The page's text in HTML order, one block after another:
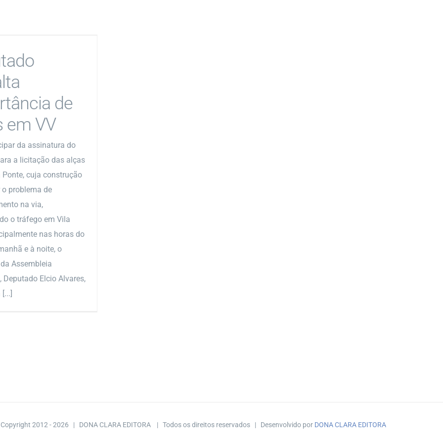
de
em VV
da assinatura do
a licitação das alças
Ponte, cuja construção
o problema de
na via,
o tráfego em Vila
nas horas do
e à noite, o
Assembleia
Deputado Elcio Alvares,
2012 -2026 | DONA CLARA EDITORA | Todos os direitos reservados | Desenvolvido por DONA CLARA EDITORA